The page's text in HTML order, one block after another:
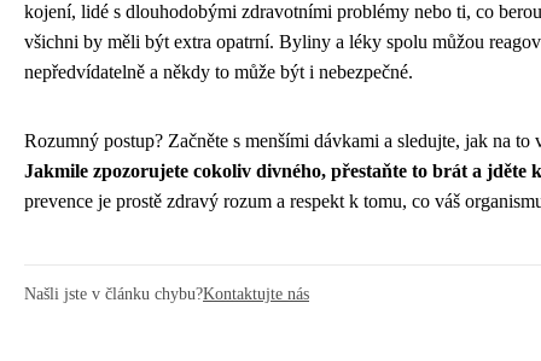
kojení, lidé s dlouhodobými zdravotními problémy nebo ti, co
všichni by měli být extra opatrní. Byliny a léky spolu můžou
nepředvídatelně a někdy to může být i nebezpečné.
Rozumný postup? Začněte s menšími dávkami a sledujte, jak na to
Jakmile zpozorujete cokoliv divného, přestaňte to brát a jděte
prevence je prostě zdravý rozum a respekt k tomu, co váš
Našli jste v článku chybu?Kontaktujte nás